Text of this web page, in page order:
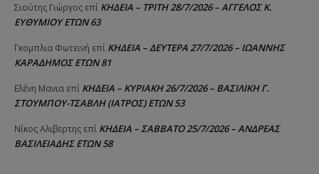
Σιούτης Γιώργος επί ΚΗΔΕΙΑ – ΤΡΙΤΗ 28/7/2026 – ΑΓΓΕΛΟΣ Κ.
ΕΥΘΥΜΙΟΥ ΕΤΩΝ 63
Γκομπλια Φωτεινή επί ΚΗΔΕΙΑ – ΔΕΥΤΕΡΑ 27/7/2026 – ΙΩΑΝΝΗΣ
ΚΑΡΑΔΗΜΟΣ ΕΤΩΝ 81
Ελένη Μανια επί ΚΗΔΕΙΑ – ΚΥΡΙΑΚΗ 26/7/2026 – ΒΑΣΙΛΙΚΗ Γ.
ΣΤΟΥΜΠΟΥ-ΤΣΑΒΛΗ (ΙΑΤΡΟΣ) ΕΤΩΝ 53
Νίκος Αλιβερτης επί ΚΗΔΕΙΑ – ΣΑΒΒΑΤΟ 25/7/2026 – ΑΝΔΡΕΑΣ
ΒΑΣΙΛΕΙΑΔΗΣ ΕΤΩΝ 58